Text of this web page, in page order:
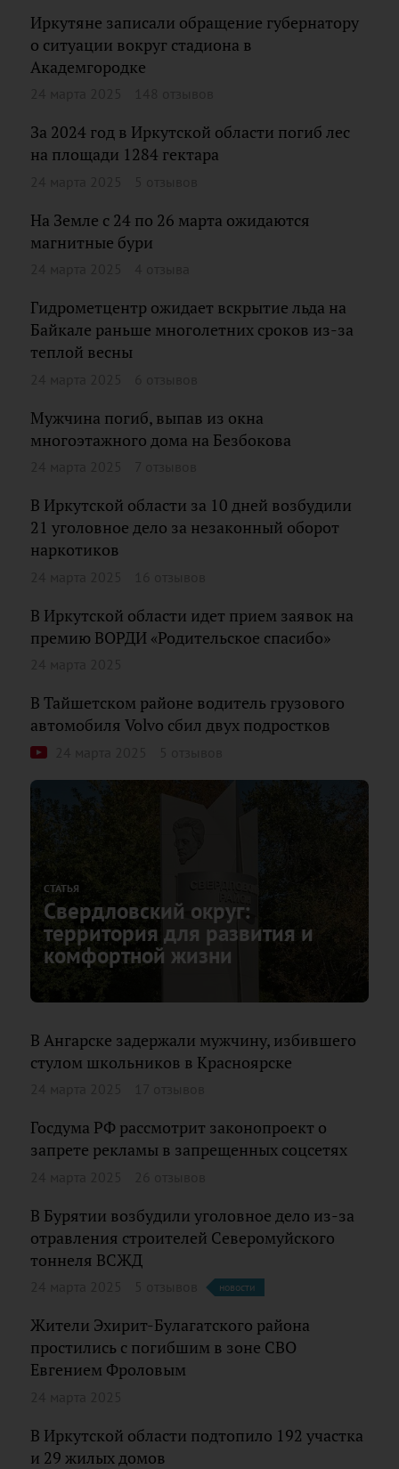
Иркутяне записали обращение губернатору
о ситуации вокруг стадиона в
Академгородке
За 2024 год в Иркутской области погиб лес
на площади 1284 гектара
На Земле с 24 по 26 марта ожидаются
магнитные бури
Гидрометцентр ожидает вскрытие льда на
Байкале раньше многолетних сроков из-за
теплой весны
Мужчина погиб, выпав из окна
многоэтажного дома на Безбокова
В Иркутской области за 10 дней возбудили
21 уголовное дело за незаконный оборот
наркотиков
В Иркутской области идет прием заявок на
премию ВОРДИ «Родительское спасибо»
В Тайшетском районе водитель грузового
автомобиля Volvo сбил двух подростков
СТАТЬЯ
Свердловский округ:
территория для развития и
комфортной жизни
В Ангарске задержали мужчину, избившего
стулом школьников в Красноярске
Госдума РФ рассмотрит законопроект о
запрете рекламы в запрещенных соцсетях
В Бурятии возбудили уголовное дело из-за
отравления строителей Северомуйского
тоннеля ВСЖД
новости
Жители Эхирит-Булагатского района
простились с погибшим в зоне СВО
Евгением Фроловым
В Иркутской области подтопило 192 участка
и 29 жилых домов